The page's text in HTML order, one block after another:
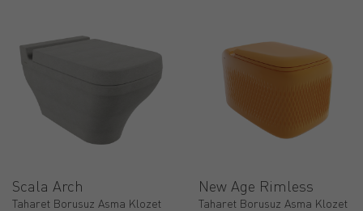
Scala Arch
Taharet Borusuz Asma Klozet
New Age Rimless
Taharet Borusuz Asma Klozet